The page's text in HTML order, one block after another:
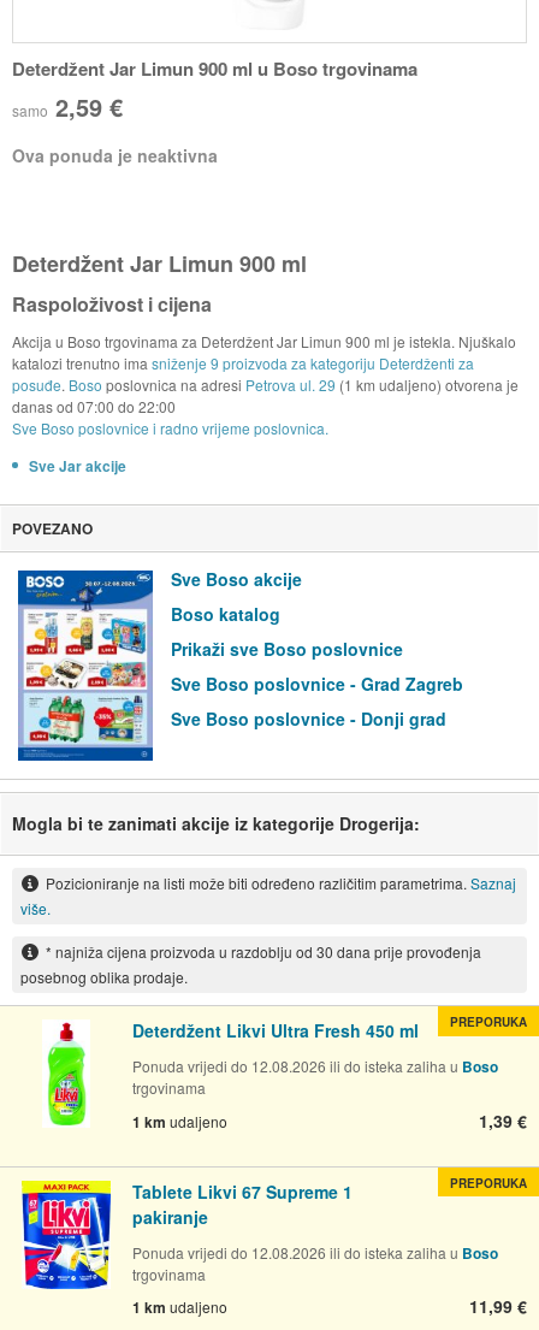
Deterdžent Jar Limun 900 ml u Boso trgovinama
samo 2,59 €
Ova ponuda je neaktivna
Deterdžent Jar Limun 900 ml
Raspoloživost i cijena
Akcija u Boso trgovinama za Deterdžent Jar Limun 900 ml je istekla. Njuškalo
katalozi trenutno ima sniženje 9 proizvoda za kategoriju Deterdženti za
posuđe. Boso poslovnica na adresi Petrova ul. 29 (1 km udaljeno) otvorena je
danas od 07:00 do 22:00
Sve Boso poslovnice i radno vrijeme poslovnica.
Sve Jar akcije
POVEZANO
Sve Boso akcije
Boso katalog
Prikaži sve Boso poslovnice
Sve Boso poslovnice - Grad Zagreb
Sve Boso poslovnice - Donji grad
Mogla bi te zanimati akcije iz kategorije Drogerija:
Pozicioniranje na listi može biti određeno različitim parametrima. Saznaj
više.
* najniža cijena proizvoda u razdoblju od 30 dana prije provođenja
posebnog oblika prodaje.
Deterdžent Likvi Ultra Fresh 450 ml
Ponuda vrijedi do 12.08.2026 ili do isteka zaliha u Boso
trgovinama
1 km udaljeno 1,39 €
PREPORUKA
Tablete Likvi 67 Supreme 1
pakiranje
Ponuda vrijedi do 12.08.2026 ili do isteka zaliha u Boso
trgovinama
1 km udaljeno 11,99 €
PREPORUKA